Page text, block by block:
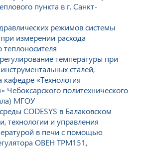
пункта в г. Санкт-
режимов системы
измерении расхода
температуры при
сталей,
кафедре «Технология
Чебоксарского политехнического
МГОУ
CODESYS в Балаковском
технологии и управления
в печи с помощью
ОВЕН ТРМ151,